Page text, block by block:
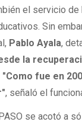
el servicio
Sin
Pablo Ayala,
la
"Como fue en
, señaló el
se acotó a